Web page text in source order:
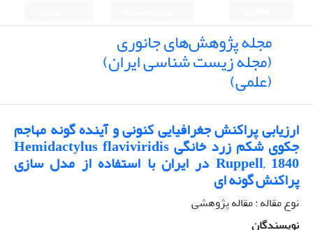
مجله پژوهش‌های جانوری
(مجله زیست شناسی ایران)
(علمی)
ارزیابی پراکنش جغرافیایی کنونی و آینده گونه مهاجم
جکوی شکم زرد خانگی Hemidactylus flaviviridis
Ruppell, 1840 در ایران با استفاده از مدل سازی
پراکنش گونه ای
نوع مقاله : مقاله پژوهشی
نویسندگان